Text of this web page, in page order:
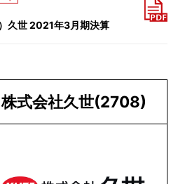
久世 2021年3月期決算
株式会社久世(2708)